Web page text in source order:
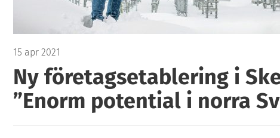
15 apr 2021
Ny företagsetablering i
”Enorm potential i norra